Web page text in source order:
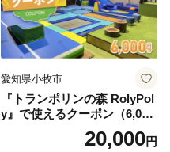
愛知県小牧市
『トランポリンの森 RolyPol
y』で使えるクーポン（6,000
20,000円